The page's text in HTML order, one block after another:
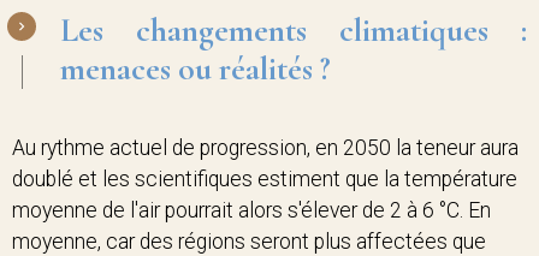
Les changements climatiques :
menaces ou réalités ?
Au rythme actuel de progression, en 2050 la teneur aura
doublé et les scientifiques estiment que la température
moyenne de l'air pourrait alors s'élever de 2 à 6 °C. En
moyenne, car des régions seront plus affectées que